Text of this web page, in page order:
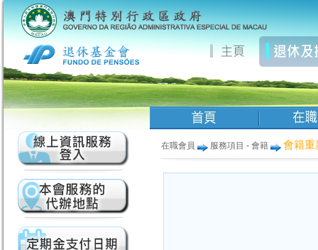
在職會員 服務項目 - 會籍 會籍重